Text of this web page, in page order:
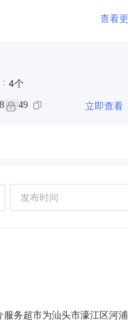
查看
4个
*** 49 立即查看
务超市为汕头市濠江区河